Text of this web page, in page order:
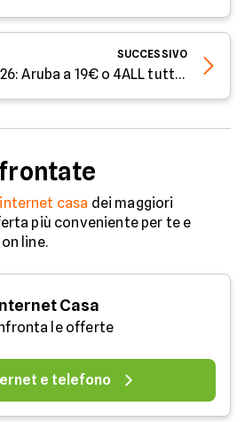
SUCCESSIVO
Fibra a maggio 2026: Aruba a 19€ o 4ALL tutto incluso?
casa dei maggiori
più conveniente per te e
line.
Casa
le offerte
e telefono